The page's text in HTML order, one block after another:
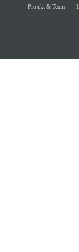
Projekt & Team